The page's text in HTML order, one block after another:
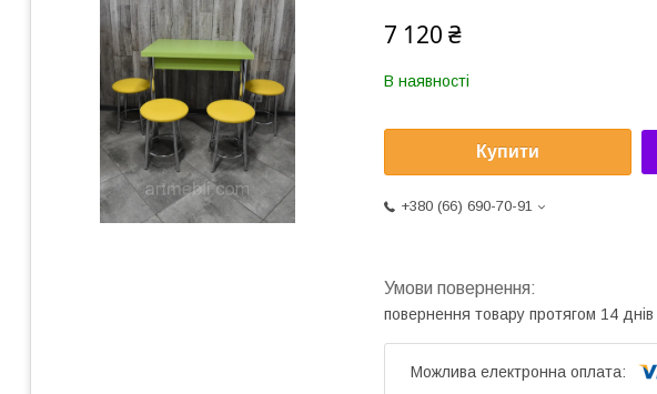
7 120 ₴
В наявності
Купити
+380 (66) 690-70-91
повернення товару протягом 14 днів